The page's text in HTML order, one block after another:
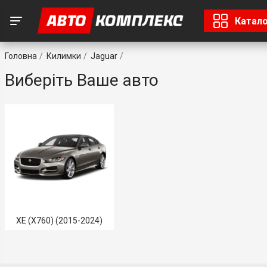
Головна Килимки Jaguar
Виберіть Ваше авто
XE (X760) (2015-2024)